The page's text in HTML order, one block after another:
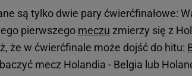
są tylko dwie pary ćwierćfinałowe:
pierwszego meczu zmierzy się z
że w ćwierćfinale może dojść do hitu:
mecz Holandia - Belgia lub